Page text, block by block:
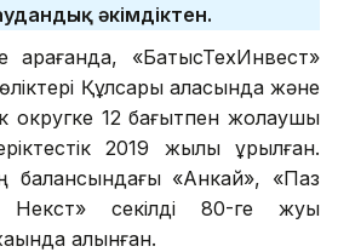
әкімдіктен.
қарағанда, «БатысТехИнвест»
Құлсары қаласында және
округке 12 бағытпен жолаушы
2019 жылы құрылған.
балансындағы «Анкай», «Паз
Некст» секілді 80-ге жуық
алынған.